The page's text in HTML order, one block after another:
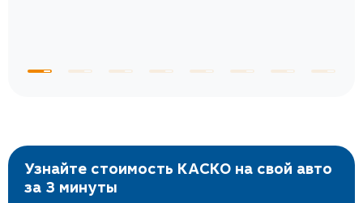
Узнайте стоимость КАСКО на свой авто
за 3 минуты